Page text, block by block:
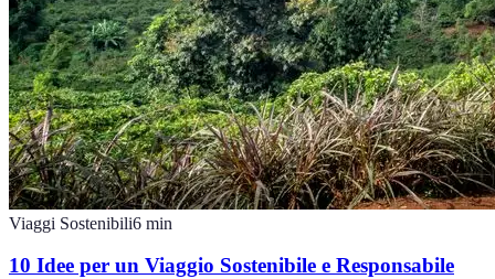
Viaggi Sostenibili6 min
10 Idee per un Viaggio Sostenibile e Responsabile